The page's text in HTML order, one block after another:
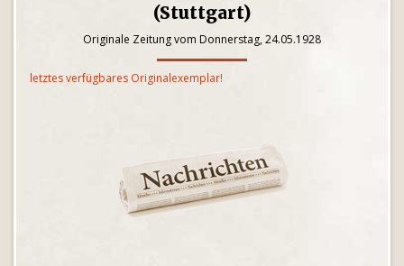
(Stuttgart)
Originale Zeitung vom Donnerstag, 24.05.1928
letztes verfügbares Originalexemplar!